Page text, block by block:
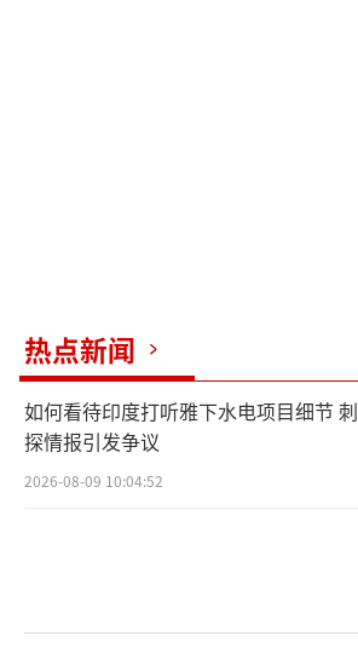
热点新闻
如何看待印度打听雅下水电项目细节 刺
探情报引发争议
2026-08-09 10:04:52